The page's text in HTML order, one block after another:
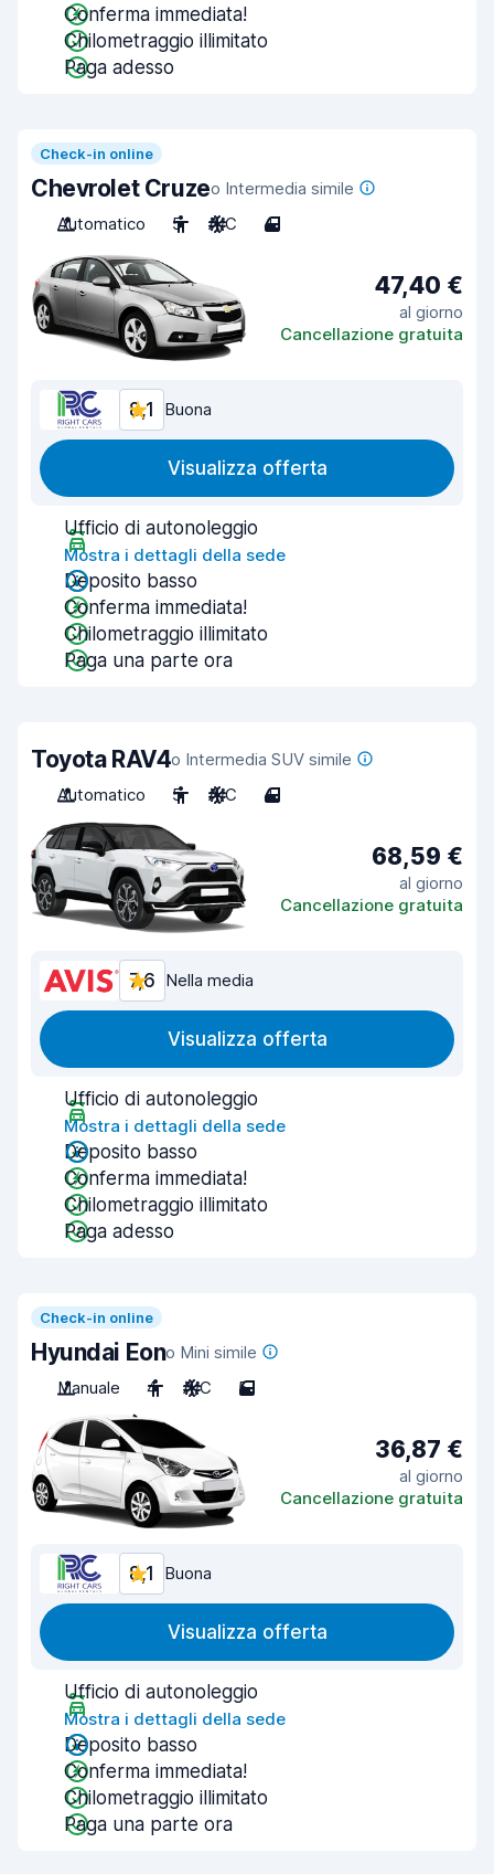
Conferma immediata!
Chilometraggio illimitato
Paga adesso
Check-in online
Chevrolet Cruzeo Intermedia simile
Automatico
5 A/C 4
47,40 €
al giorno
Cancellazione gratuita
8,1 Buona
Visualizza offerta
Ufficio di autonoleggio
Mostra i dettagli della sede
Deposito basso
Conferma immediata!
Chilometraggio illimitato
Paga una parte ora
Toyota RAV4o Intermedia SUV simile
Automatico
5 A/C 4
68,59 €
al giorno
Cancellazione gratuita
7,6 Nella media
Visualizza offerta
Ufficio di autonoleggio
Mostra i dettagli della sede
Deposito basso
Conferma immediata!
Chilometraggio illimitato
Paga adesso
Check-in online
Hyundai Eono Mini simile
Manuale
4 A/C 5
36,87 €
al giorno
Cancellazione gratuita
8,1 Buona
Visualizza offerta
Ufficio di autonoleggio
Mostra i dettagli della sede
Deposito basso
Conferma immediata!
Chilometraggio illimitato
Paga una parte ora